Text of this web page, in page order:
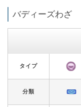
バディーズわざ
タイプ
分類